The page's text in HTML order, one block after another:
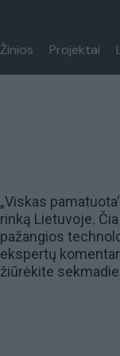
Žinios Projektai
„Viskas
rinką Lietuvoje.
pažangios
ekspertų
žiūrėkite